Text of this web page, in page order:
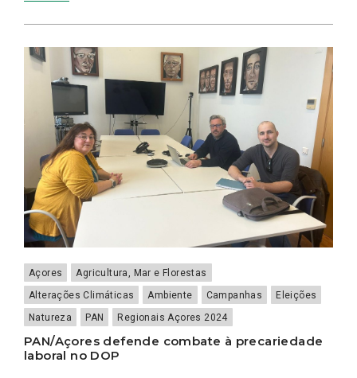
Açores
Agricultura, Mar e Florestas
Alterações Climáticas
Ambiente Campanhas
Eleições
Natureza
PAN Regionais Açores 2024
PAN/Açores defende combate à precariedade
laboral no DOP